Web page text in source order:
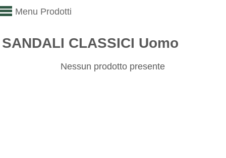
Menu Prodotti
SANDALI CLASSICI Uomo
Nessun prodotto presente